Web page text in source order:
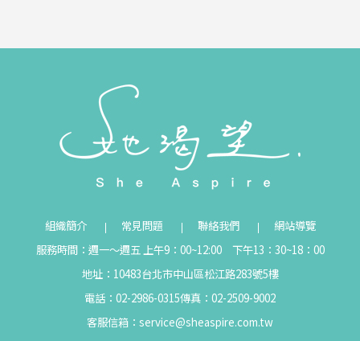
組織簡介 常見問題 聯絡我們
網站導覽
服務時間：週一～週五 上午9：00~12:00 下午13：30~18：00
地址：10483台北市中山區松江路283號5樓
電話：02-2986-0315傳真：02-2509-9002
客服信箱： service@sheaspire.com.tw